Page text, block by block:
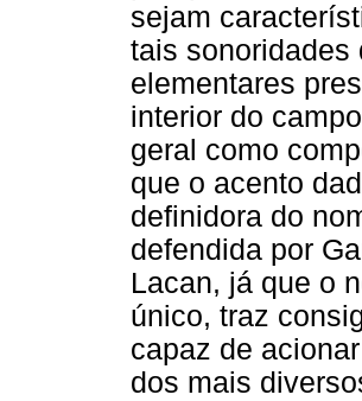
sejam
tais sonoridades
elementares
interior do
geral como
que o acento
definidora do
defendida por
Lacan, já que o
único, traz
capaz de
dos mais